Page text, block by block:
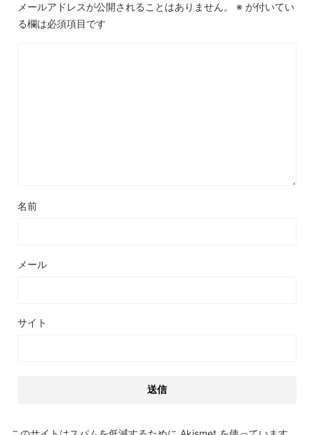
メールアドレスが公開されることはありません。 ※ が付いてい
る欄は必須項目です
名前
メール
サイト